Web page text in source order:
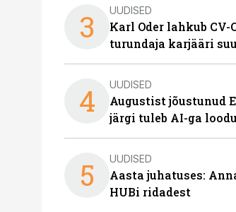
3 UUDISED
Karl Oder lahkub
turundaja karjääri
4 UUDISED
Augustist jõustunud
järgi tuleb AI-ga
5 UUDISED
Aasta juhatuses:
HUBi ridadest